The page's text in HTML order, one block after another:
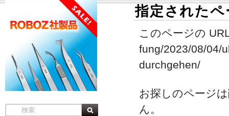
指定された
このページの
fung/2023/08/04/
durchgehen/
お探しのページ
ん。